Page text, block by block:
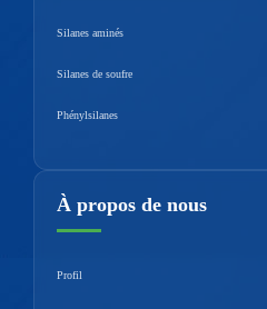
Silanes aminés
Silanes de soufre
Phénylsilanes
À propos de nous
Profil